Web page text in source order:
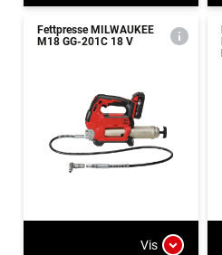
Fettpresse MILWAUKEE
M18 GG-201C 18 V
Vis